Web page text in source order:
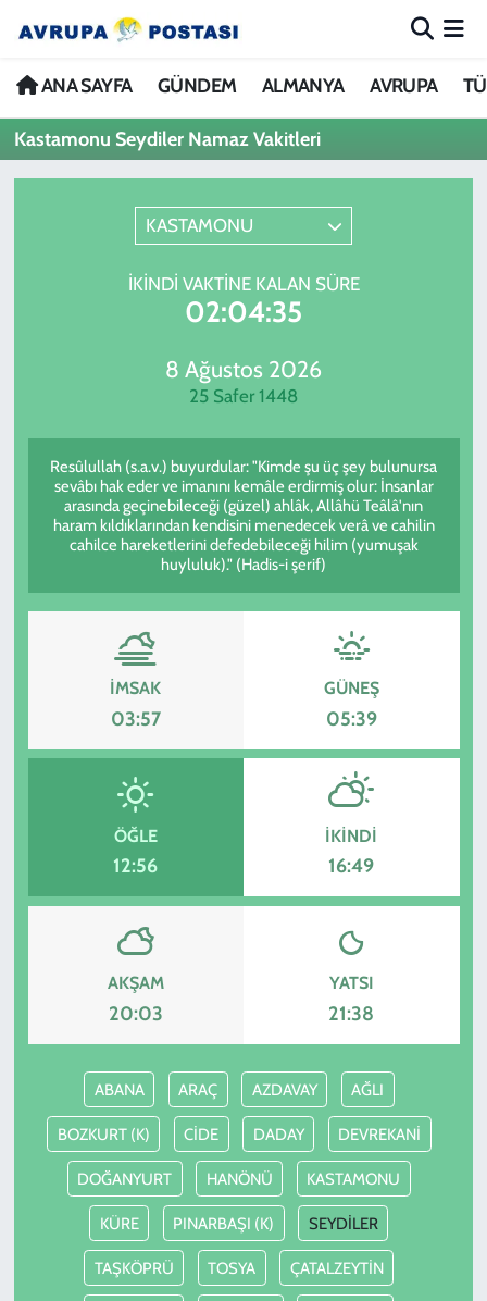
ANA SAYFA GÜNDEM ALMANYA AVRUPA
Kastamonu Seydiler Namaz Vakitleri
KASTAMONU
İKINDI VAKTINE KALAN SÜRE
02:04:35
8 Ağustos 2026
25 Safer 1448
Resûlullah (s.a.v.) buyurdular: "Kimde şu üç şey bulunursa
sevâbı hak eder ve imanını kemâle erdirmiş olur: İnsanlar
arasında geçinebileceği (güzel) ahlâk, Allâhü Teâlâ'nın
haram kıldıklarından kendisini menedecek verâ ve cahilin
cahilce hareketlerini defedebileceği hilim (yumuşak
huyluluk)." (Hadis-i şerif)
İMSAK
03:57
GÜNEŞ
05:39
ÖĞLE
12:56
İKINDI
16:49
AKŞAM
20:03
YATSI
21:38
ABANA ARAÇ AZDAVAY AĞLI
BOZKURT (K) CİDE DADAY DEVREKANİ
DOĞANYURT HANÖNÜ KASTAMONU
KÜRE PINARBAŞI (K) SEYDİLER
TAŞKÖPRÜ TOSYA ÇATALZEYTİN
ANA SAYFA
GÜNDEM
SPOR
KADIN
Nöbetçi Eczaneler
Hava Durumu
Trafik Durumu
Avrupa Ligi Puan Durumu ve Fikstür
Tüm Manşetler
Haber Arşivi